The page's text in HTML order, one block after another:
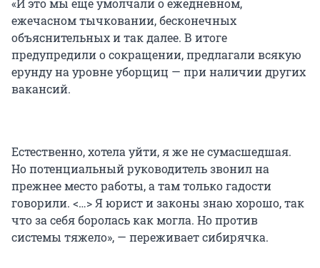
ежечасном тычковании, бесконечных
объяснительных и так далее. В итоге
предупредили о сокращении, предлагали всякую
ерунду на уровне уборщиц — при наличии других
вакансий.
Естественно, хотела уйти, я же не сумасшедшая.
Но потенциальный руководитель звонил на
прежнее место работы, а там только гадости
говорили. <…> Я юрист и законы знаю хорошо, так
что за себя боролась как могла. Но против
системы тяжело», — переживает сибирячка.